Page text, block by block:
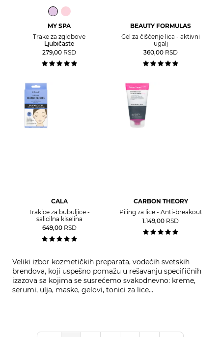
MY SPA
Trake za zglobove
Ljubičaste
279,00 RSD
BEAUTY FORMULAS
Gel za čišćenje lica - aktivni
ugalj
360,00 RSD
CALA
Trakice za bubuljice -
salicilna kiselina
649,00 RSD
CARBON THEORY
Piling za lice - Anti-breakout
1.149,00 RSD
Veliki izbor kozmetičkih preparata, vodećih svetskih
brendova, koji uspešno pomažu u rešavanju specifičnih
izazova sa kojima se susrećemo svakodnevno: kreme,
serumi, ulja, maske, gelovi, tonici za lice...